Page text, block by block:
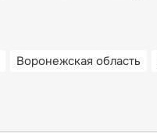
Воронежская область